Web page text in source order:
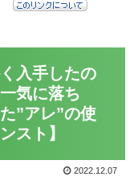
入手したの
気に落ち
”アレ”の使
スト】
2022.12.07